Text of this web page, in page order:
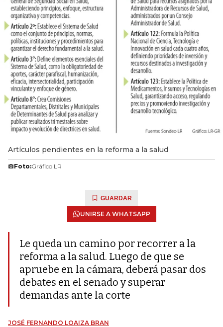
Artículos pendientes en la reforma a la salud
Foto:Gráfico LR
GUARDAR
UNIRSE A WHATSAPP
Le queda un camino por recorrer a la
reforma a la salud. Luego de que se
apruebe en la cámara, deberá pasar dos
debates en el senado y superar
demandas ante la corte
JOSÉ FERNANDO LOAIZA BRAN